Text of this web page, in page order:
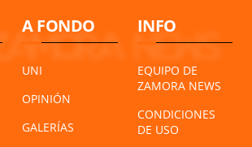
A FONDO
UNI
OPINIÓN
GALERÍAS
INFO
EQUIPO DE
ZAMORA NEWS
CONDICIONES
DE USO